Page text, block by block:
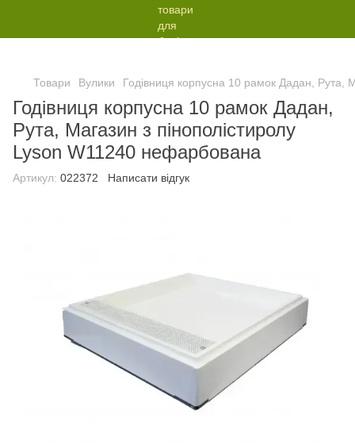
Товари Вулики Годівниця корпусна 10 рамок Дадан, Рута,
Годівниця корпусна 10 рамок Дадан,
Рута, Магазин з пінополістиролу
Lyson W11240 нефарбована
Артикул: 022372 Написати відгук